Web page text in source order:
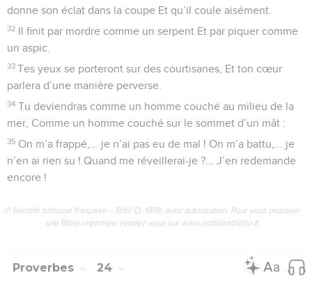
donne son éclat dans la coupe Et qu’il coule aisément.
32 Il finit par mordre comme un serpent Et par piquer comme
un aspic.
33 Tes yeux se porteront sur des courtisanes, Et ton cœur
parlera d’une manière perverse.
34 Tu deviendras comme un homme couché au milieu de la
mer, Comme un homme couché sur le sommet d’un mât :
35 On m’a frappé,... je n’ai pas eu de mal ! On m’a battu,... je
n’en ai rien su ! Quand me réveillerai-je ?... J’en redemande
encore !
© Société biblique française – Bibli’O, 1978, avec autorisation. Pour vous procurer
une Bible imprimée, rendez-vous sur www.editionsbiblio.fr
Proverbes 24